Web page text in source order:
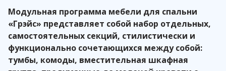
Модульная программа мебели для спальни
«Грэйс» представляет собой набор отдельных,
самостоятельных секций, стилистически и
функционально сочетающихся между собой:
тумбы, комоды, вместительная шкафная